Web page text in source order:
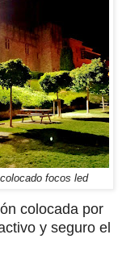
focos led
colocada por
y seguro el